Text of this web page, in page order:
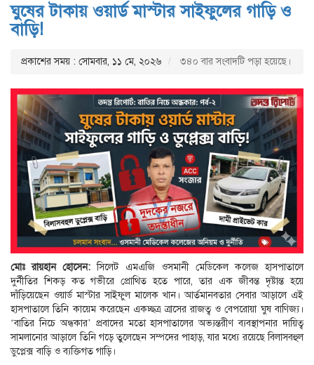
ঘুষের টাকায় ওয়ার্ড মাস্টার সাইফুলের গাড়ি ও
বাড়ি!
প্রকাশের সময় : সোমবার, ১১ মে, ২০২৬ ৩৪০ বার সংবাদটি পড়া হয়েছে।
মোঃ রায়হান হোসেন: সিলেট এমএজি ওসমানী মেডিকেল কলেজ হাসপাতালে
দুর্নীতির শিকড় কত গভীরে প্রোথিত হতে পারে, তার এক জীবন্ত দৃষ্টান্ত হয়ে
দাঁড়িয়েছেন ওয়ার্ড মাস্টার সাইফুল মালেক খান। আর্তমানবতার সেবার আড়ালে এই
হাসপাতালে তিনি কায়েম করেছেন একচ্ছত্র ত্রাসের রাজত্ব ও বেপরোয়া ঘুষ বাণিজ্য।
‘বাতির নিচে অন্ধকার’ প্রবাদের মতো হাসপাতালের অভ্যন্তরীণ ব্যবস্থাপনার দায়িত্ব
সামলানোর আড়ালে তিনি গড়ে তুলেছেন সম্পদের পাহাড়, যার মধ্যে রয়েছে বিলাসবহুল
ডুপ্লেক্স বাড়ি ও ব্যক্তিগত গাড়ি।